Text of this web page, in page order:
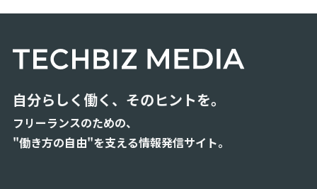
力
人
採
リ
自分らしく働く、そのヒントを。
フリーランスのための、
"働き方の自由"を支える情報発信サイト。